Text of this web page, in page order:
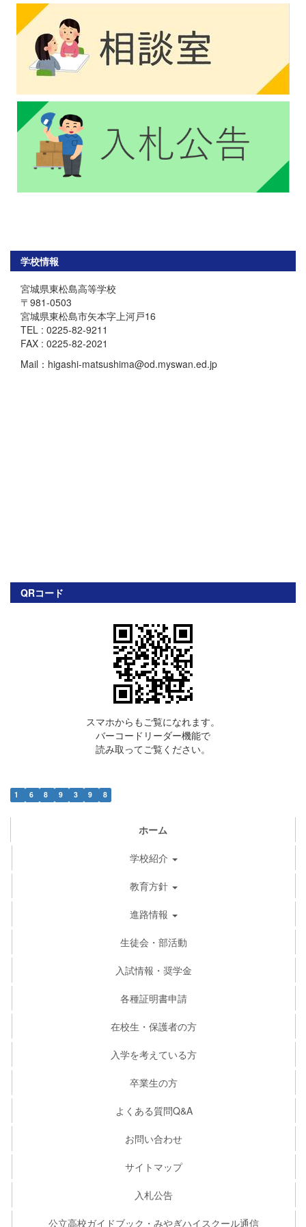
学校情報
宮城県東松島高等学校
〒981-0503
宮城県東松島市矢本字上河戸16
TEL : 0225-82-9211
FAX : 0225-82-2021
Mail：higashi-matsushima@od.myswan.ed.jp
QRコード
スマホからもご覧になれます。
バーコードリーダー機能で
読み取ってご覧ください。
1 6 8 9 3 9 8
ホーム
学校紹介
教育方針
進路情報
生徒会・部活動
入試情報・奨学金
各種証明書申請
在校生・保護者の方
入学を考えている方
卒業生の方
よくある質問Q&A
お問い合わせ
サイトマップ
入札公告
公立高校ガイドブック・みやぎハイスクール通信